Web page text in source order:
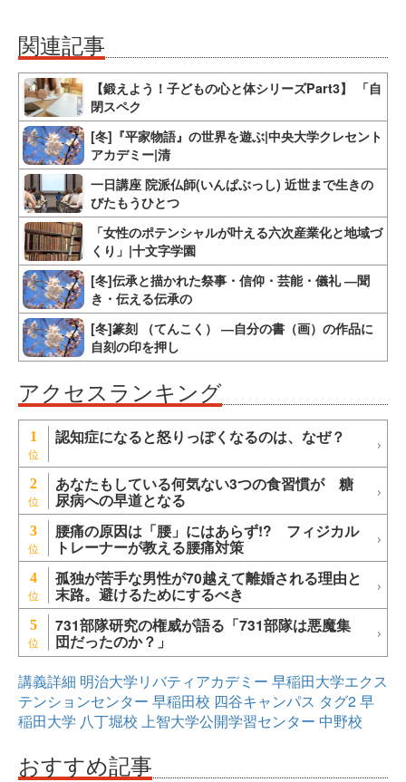
関連記事
【鍛えよう！子どもの心と体シリーズPart3】 「自
閉スペク
[冬]『平家物語』の世界を遊ぶ|中央大学クレセント
アカデミー|清
一日講座 院派仏師(いんぱぶっし) 近世まで生きの
びたもうひとつ
「女性のポテンシャルが叶える六次産業化と地域づ
くり」|十文字学園
[冬]伝承と描かれた祭事・信仰・芸能・儀礼 ―聞
き・伝える伝承の
[冬]篆刻 （てんこく） ―自分の書（画）の作品に
自刻の印を押し
アクセスランキング
1 認知症になると怒りっぽくなるのは、なぜ？
2 あなたもしている何気ない3つの食習慣が 糖
尿病への早道となる
3 腰痛の原因は「腰」にはあらず!? フィジカル
トレーナーが教える腰痛対策
4 孤独が苦手な男性が70越えて離婚される理由と
末路。避けるためにするべき
5 731部隊研究の権威が語る「731部隊は悪魔集
団だったのか？」
講義詳細 明治大学リバティアカデミー 早稲田大学エクス
テンションセンター 早稲田校 四谷キャンパス タグ2早
稲田大学 八丁堀校 上智大学公開学習センター 中野校
おすすめ記事